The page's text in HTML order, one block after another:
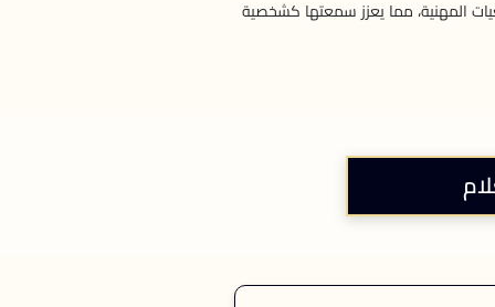
المهنية، مما يعزز سمعتها كشخصية